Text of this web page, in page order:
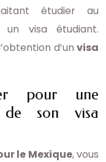
étudier au
un visa étudiant.
d’un visa
pour une
de son visa
le Mexique, vous